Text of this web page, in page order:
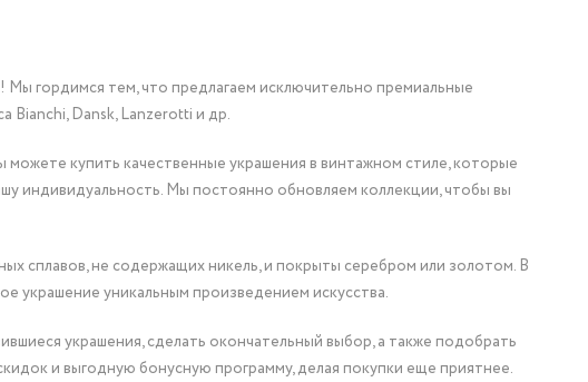
гордимся тем, что предлагаем исключительно премиальные
Bianchi, Dansk, Lanzerotti и др.
купить качественные украшения в винтажном стиле, которые
индивидуальность. Мы постоянно обновляем коллекции, чтобы вы
сплавов, не содержащих никель, и покрыты серебром или золотом. В
украшение уникальным произведением искусства.
украшения, сделать окончательный выбор, а также подобрать
и выгодную бонусную программу, делая покупки еще приятнее.